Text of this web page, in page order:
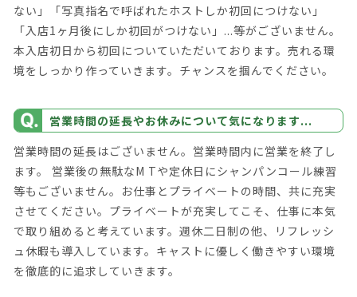
ない」「写真指名で呼ばれたホストしか初回につけない」
「入店1ヶ月後にしか初回がつけない」...等がございません。
本入店初日から初回についていただいております。売れる環
境をしっかり作っていきます。チャンスを掴んでください。
営業時間の延長やお休みについて気になります...
営業時間の延長はございません。営業時間内に営業を終了し
ます。 営業後の無駄なM Tや定休日にシャンパンコール練習
等もございません。お仕事とプライベートの時間、共に充実
させてください。プライベートが充実してこそ、仕事に本気
で取り組めると考えています。週休二日制の他、リフレッシ
ュ休暇も導入しています。キャストに優しく働きやすい環境
を徹底的に追求していきます。